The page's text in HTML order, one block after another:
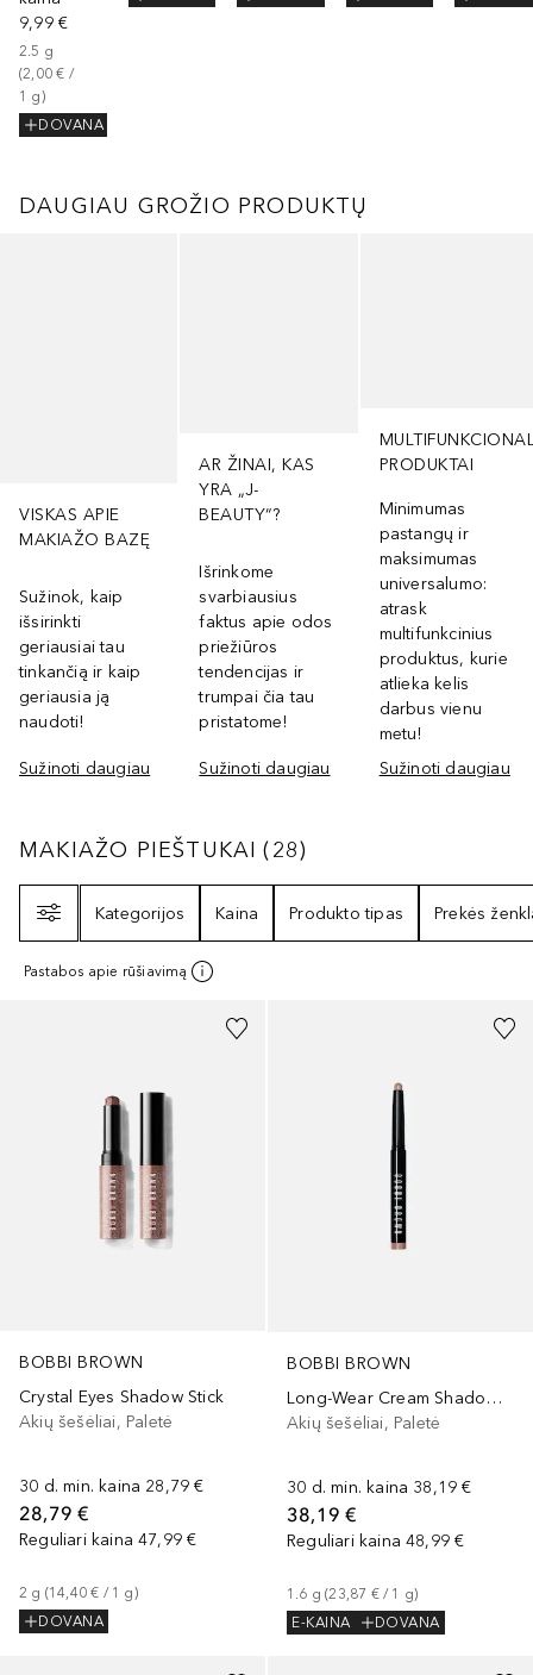
9,99 €
2.5 g
(2,00 € /
1 g)
DOVANA
DAUGIAU GROŽIO PRODUKTŲ
VISKAS APIE
MAKIAŽO BAZĘ
Sužinok, kaip
išsirinkti
geriausiai tau
tinkančią ir kaip
geriausia ją
naudoti!
Sužinoti daugiau
AR ŽINAI, KAS
YRA „J-
BEAUTY“?
Išrinkome
svarbiausius
faktus apie odos
priežiūros
tendencijas ir
trumpai čia tau
pristatome!
Sužinoti daugiau
PRODUKTAI
Minimumas
pastangų ir
maksimumas
universalumo:
atrask
multifunkcinius
produktus, kurie
atlieka kelis
darbus vienu
metu!
Sužinoti daugiau
MAKIAŽO PIEŠTUKAI28
MAKIAŽO PIEŠTUKAI (28)
Kategorijos
Kaina Produkto tipas Prekės
Pastabos apie rūšiavimą
BOBBI BROWN
Crystal Eyes Shadow Stick
Akių šešėliai, Paletė
30 d. min. kaina 28,79 €
28,79 €
Reguliari kaina 47,99 €
2 g (14,40 € / 1 g)
DOVANA
+2
BOBBI BROWN
Long-Wear Cream Shadow Stick
Akių šešėliai, Paletė
30 d. min. kaina 38,19 €
38,19 €
Reguliari kaina 48,99 €
1.6 g (23,87 € / 1 g)
E-KAINA
DOVANA
+3 + 1